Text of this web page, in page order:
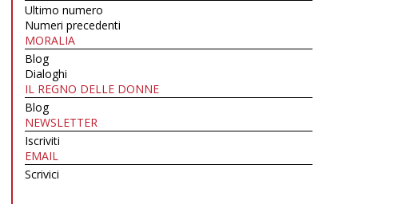
Ultimo numero
Numeri precedenti
MORALIA
Blog
Dialoghi
IL REGNO DELLE DONNE
Blog
NEWSLETTER
Iscriviti
EMAIL
Scrivici